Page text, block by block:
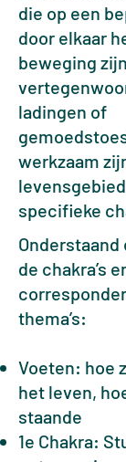
die op een
door elkaar
beweging
ladingen of
werkzaam
specifieke
de chakra’s
thema’s:
Voeten: hoe
het leven,
staande
1e Chakra: